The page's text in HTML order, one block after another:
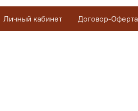
Личный кабинет Договор-Оферта